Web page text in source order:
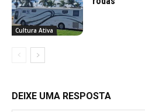
Cultura Ativa
DEIXE UMA RESPOSTA